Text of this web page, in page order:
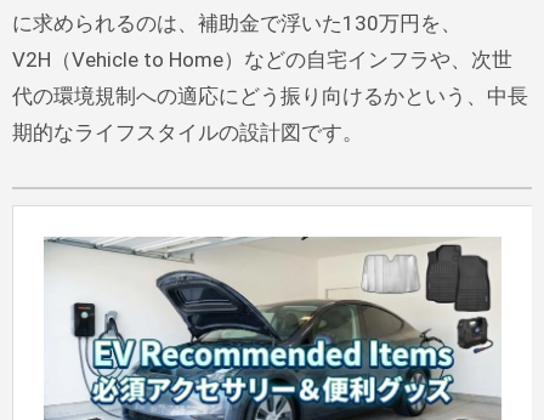
に求められるのは、補助金で浮いた130万円を、
V2H（Vehicle to Home）などの自宅インフラや、次世
代の環境規制への適応にどう振り向けるかという、中長
期的なライフスタイルの設計図です。